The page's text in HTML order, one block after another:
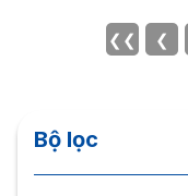
❮❮ ❮
Bộ lọc